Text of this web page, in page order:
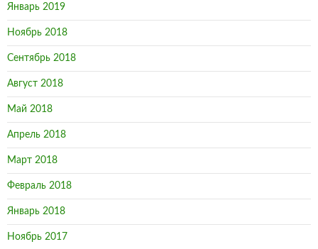
Январь 2019
Ноябрь 2018
Сентябрь 2018
Август 2018
Май 2018
Апрель 2018
Март 2018
Февраль 2018
Январь 2018
Ноябрь 2017